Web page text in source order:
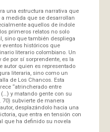
estructura narrativa que
medida que se desarrollan
aquellos de índole
primeros relatos no solo
sino que también despliega
eventos históricos que
literario colombiano. Un
de por sí sorprendente, es la
autor quien es representado
literaria, sino como un
de Los Chancos. Esta
“atrincherado entre
y matando gente con su
70) subvierte de manera
desplazándolo hacia una
que entra en tensión con
que ha definido su novela